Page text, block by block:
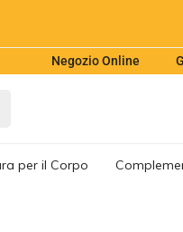
Negozio Online
per il Corpo